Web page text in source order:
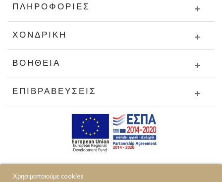
Χρησιμοποιούμε cookies
ΠΛΗΡΟΦΟΡΊΕΣ
ΧΟΝΔΡΙΚΉ
ΒΟΉΘΕΙΑ
ΕΠΙΒΡΑΒΕΎΣΕΙΣ